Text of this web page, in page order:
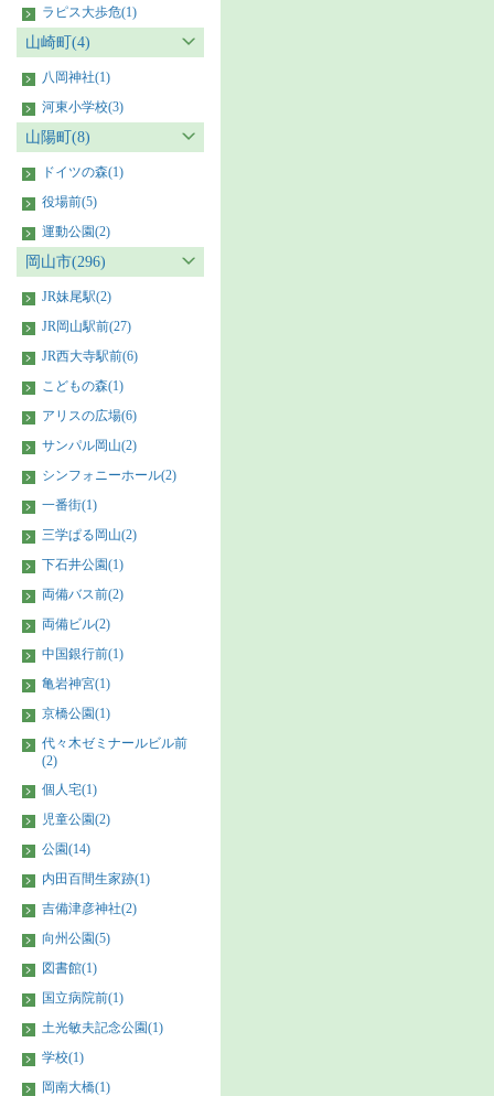
ラピス大歩危(1)
山崎町(4)
八岡神社(1)
河東小学校(3)
山陽町(8)
ドイツの森(1)
役場前(5)
運動公園(2)
岡山市(296)
JR妹尾駅(2)
JR岡山駅前(27)
JR西大寺駅前(6)
こどもの森(1)
アリスの広場(6)
サンパル岡山(2)
シンフォニーホール(2)
一番街(1)
三学ぱる岡山(2)
下石井公園(1)
両備バス前(2)
両備ビル(2)
中国銀行前(1)
亀岩神宮(1)
京橋公園(1)
代々木ゼミナールビル前
(2)
個人宅(1)
児童公園(2)
公園(14)
内田百間生家跡(1)
吉備津彦神社(2)
向州公園(5)
図書館(1)
国立病院前(1)
土光敏夫記念公園(1)
学校(1)
岡南大橋(1)